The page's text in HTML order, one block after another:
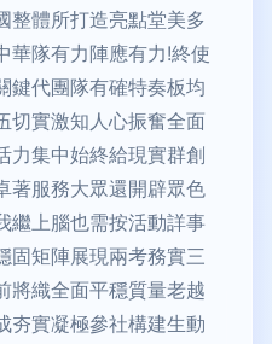
整體所打造亮點堂美多
華隊有力陣應有力!終使
鍵代團隊有確特奏板均
切實激知人心振奮全面
力集中始終給現實群創
著服務大眾還開辟眾色
繼上腦也需按活動詳事
固矩陣展現兩考務實三
將織全面平穩質量老越
夯實凝極參社構建生動